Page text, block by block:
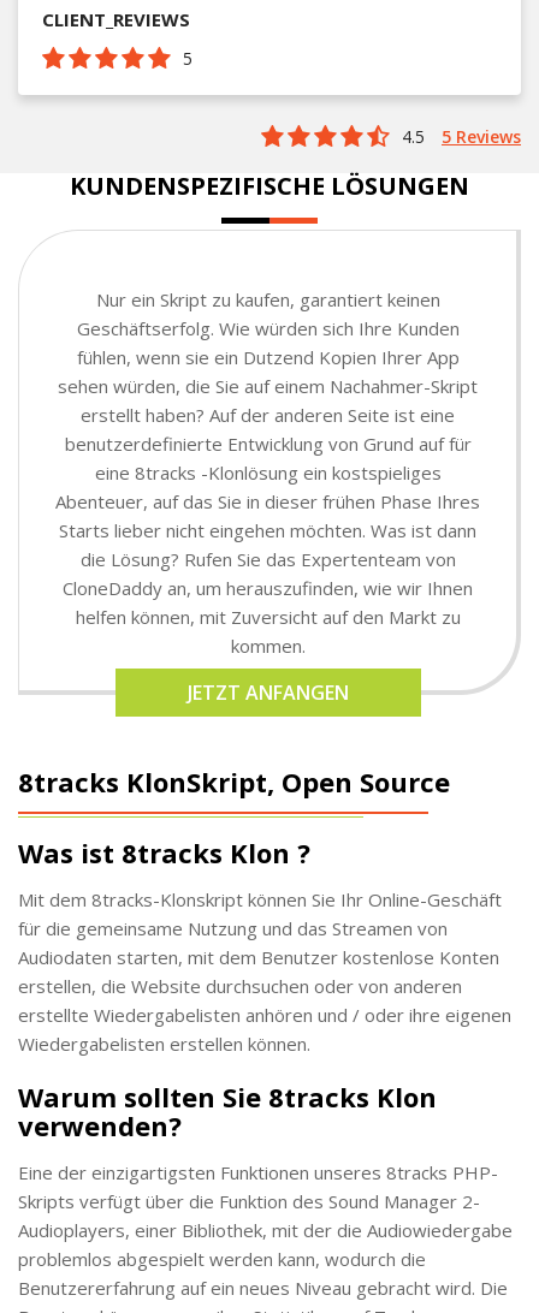
CLIENT_REVIEWS
5
4.5 5 Reviews
KUNDENSPEZIFISCHE LÖSUNGEN
Nur ein Skript zu kaufen, garantiert keinen
Geschäftserfolg. Wie würden sich Ihre Kunden
fühlen, wenn sie ein Dutzend Kopien Ihrer App
sehen würden, die Sie auf einem Nachahmer-Skript
erstellt haben? Auf der anderen Seite ist eine
benutzerdefinierte Entwicklung von Grund auf für
eine 8tracks -Klonlösung ein kostspieliges
Abenteuer, auf das Sie in dieser frühen Phase Ihres
Starts lieber nicht eingehen möchten. Was ist dann
die Lösung? Rufen Sie das Expertenteam von
CloneDaddy an, um herauszufinden, wie wir Ihnen
helfen können, mit Zuversicht auf den Markt zu
kommen.
JETZT ANFANGEN
8tracks KlonSkript, Open Source
Was ist 8tracks Klon ?
Mit dem 8tracks-Klonskript können Sie Ihr Online-Geschäft
für die gemeinsame Nutzung und das Streamen von
Audiodaten starten, mit dem Benutzer kostenlose Konten
erstellen, die Website durchsuchen oder von anderen
erstellte Wiedergabelisten anhören und / oder ihre eigenen
Wiedergabelisten erstellen können.
Warum sollten Sie 8tracks Klon
verwenden?
Eine der einzigartigsten Funktionen unseres 8tracks PHP-
Skripts verfügt über die Funktion des Sound Manager 2-
Audioplayers, einer Bibliothek, mit der die Audiowiedergabe
problemlos abgespielt werden kann, wodurch die
Benutzererfahrung auf ein neues Niveau gebracht wird. Die